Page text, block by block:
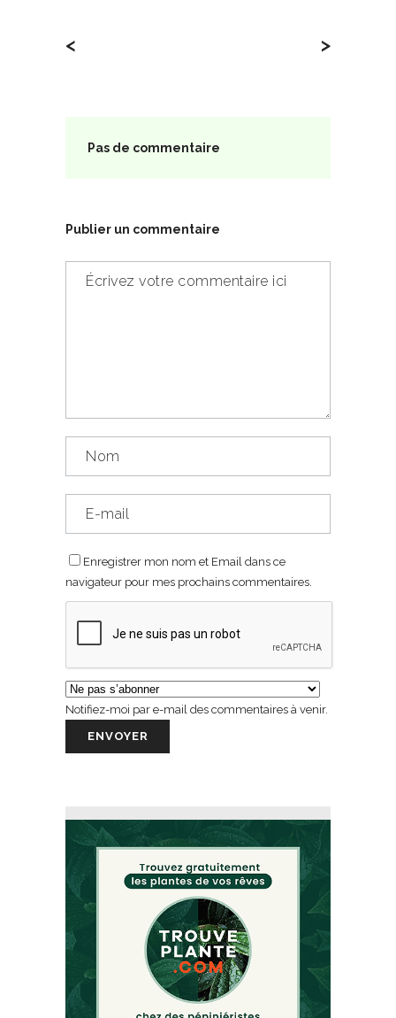
< >
Pas de commentaire
Publier un commentaire
Enregistrer mon nom et Email dans ce
navigateur pour mes prochains commentaires.
Notifiez-moi par e-mail des commentaires à venir.